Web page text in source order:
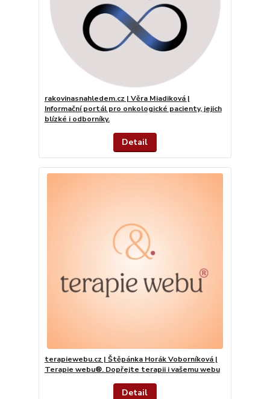
rakovinasnahledem.cz | Věra Miadiková |
Informační portál pro onkologické pacienty, jejich
blízké i odborníky.
Detail
terapiewebu.cz | Štěpánka Horák Voborníková |
Terapie webu®. Dopřejte terapii i vašemu webu
Detail